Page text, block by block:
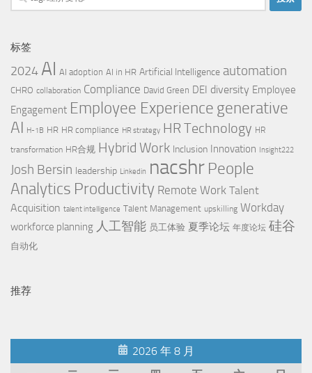
索：
标签
2024 AI AI adoption AI in HR Artificial Intelligence automation
CHRO collaboration Compliance David Green DEI diversity Employee
Engagement Employee Experience generative
AI H-1B HR HR compliance HR strategy HR Technology HR
transformation HR合规 Hybrid Work Inclusion Innovation Insight222
Josh Bersin leadership Linkedin nacshr People
Analytics Productivity Remote Work Talent
Acquisition talent intelligence Talent Management upskilling Workday
workforce planning 人工智能 员工体验 夏季论坛 年度论坛 硅谷
自动化
推荐
2026 年 8 月